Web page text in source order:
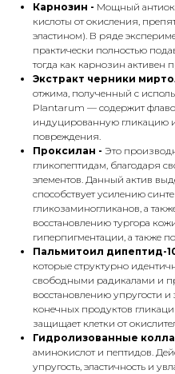
Карнозин - Мощный
кислоты от окисления,
эластином). В ряде
практически полностью
тогда как карнозин активен
Экстракт черники
отжима, полученный с
Plantarum — содержит
индуцированную гликацию
повреждения.
Проксилан - Это
гликопептидам, благодаря
элементов. Данный актив
способствует усилению
гликозаминогликанов, а
восстановлению тургора
гиперпигментации, а также
Пальмитоил дипептид-
которые структурно
свободными радикалами и
восстановлению упругости
конечных продуктов
защищает клетки от
Гидролизованные
аминокислот и пептидов.
упругость, эластичность и